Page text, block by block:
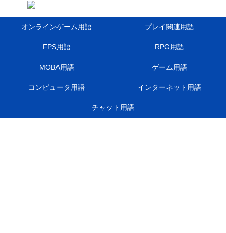
オンラインゲーム用語 プレイ関連用語
FPS用語 RPG用語
MOBA用語 ゲーム用語
コンピュータ用語 インターネット用語
チャット用語